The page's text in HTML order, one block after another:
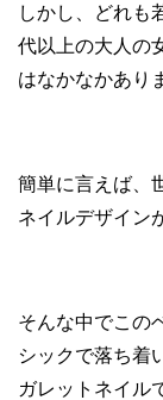
しかし、どれも
代以上の大人の
はなかなかあり
簡単に言えば、
ネイルデザイン
そんな中でこの
シックで落ち着
ガレットネイル